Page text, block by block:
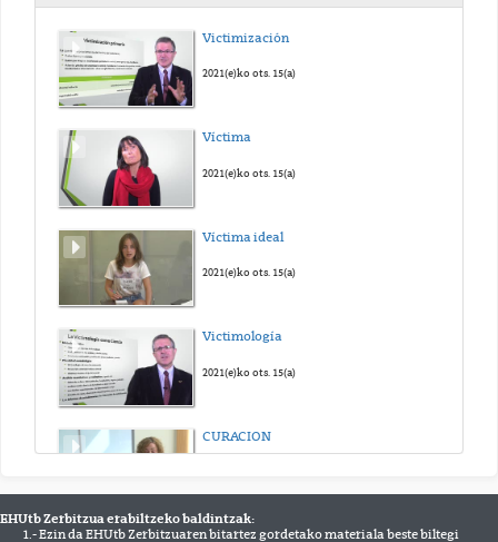
Victimización
2021(e)ko ots. 15(a)
Víctima
2021(e)ko ots. 15(a)
Víctima ideal
2021(e)ko ots. 15(a)
Victimología
2021(e)ko ots. 15(a)
CURACION
Enpoderamiento
EHUtb Zerbitzua erabiltzeko baldintzak:
1.- Ezin da EHUtb Zerbitzuaren bitartez gordetako materiala beste biltegi